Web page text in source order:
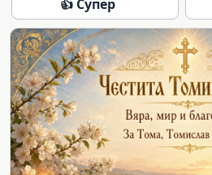
👍 Супер